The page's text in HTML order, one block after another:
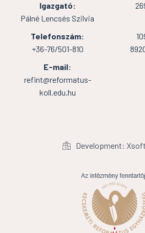
Igazgató:
Pálné Lencsés Szilvia
Telefonszám:
+36-76/501-810
E-mail:
refint@reformatus-
koll.edu.hu
Development: